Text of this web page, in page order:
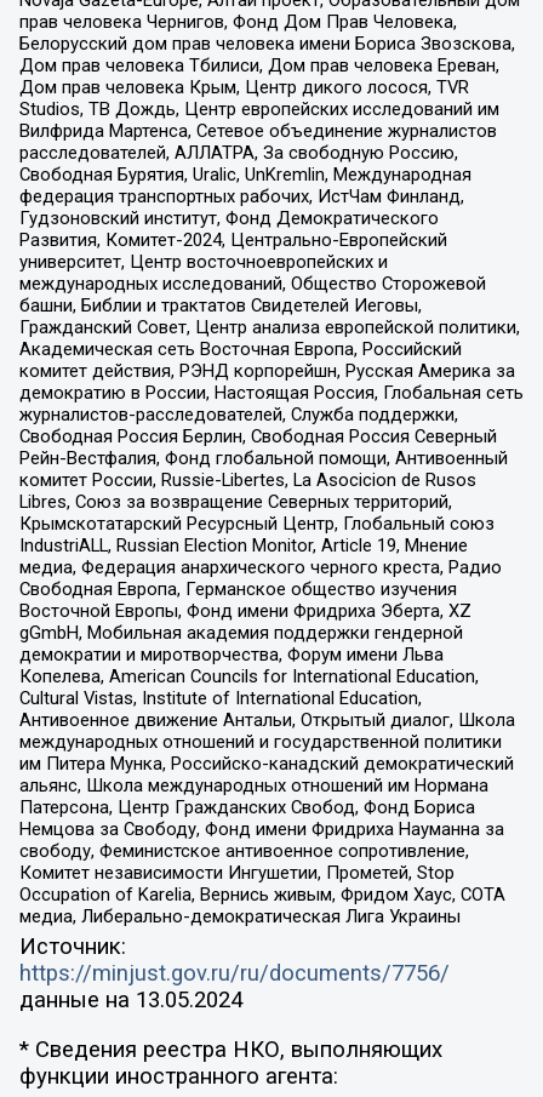
прав человека Чернигов, Фонд Дом Прав Человека,
Белорусский дом прав человека имени Бориса Звозскова,
Дом прав человека Тбилиси, Дом прав человека Ереван,
Дом прав человека Крым, Центр дикого лосося, TVR
Studios, ТВ Дождь, Центр европейских исследований им
Вилфрида Мартенса, Сетевое объединение журналистов
расследователей, АЛЛАТРА, За свободную Россию,
Свободная Бурятия, Uralic, UnKremlin, Международная
федерация транспортных рабочих, ИстЧам Финланд,
Гудзоновский институт, Фонд Демократического
Развития, Комитет-2024, Центрально-Европейский
университет, Центр восточноевропейских и
международных исследований, Общество Сторожевой
башни, Библии и трактатов Свидетелей Иеговы,
Гражданский Совет, Центр анализа европейской политики,
Академическая сеть Восточная Европа, Российский
комитет действия, РЭНД корпорейшн, Русская Америка за
демократию в России, Настоящая Россия, Глобальная сеть
журналистов-расследователей, Служба поддержки,
Свободная Россия Берлин, Свободная Россия Северный
Рейн-Вестфалия, Фонд глобальной помощи, Антивоенный
комитет России, Russie-Libertes, La Asocicion de Rusos
Libres, Союз за возвращение Северных территорий,
Крымскотатарский Ресурсный Центр, Глобальный союз
IndustriALL, Russian Election Monitor, Article 19, Мнение
медиа, Федерация анархического черного креста, Радио
Свободная Европа, Германское общество изучения
Восточной Европы, Фонд имени Фридриха Эберта, XZ
gGmbH, Мобильная академия поддержки гендерной
демократии и миротворчества, Форум имени Льва
Копелева, American Councils for International Education,
Cultural Vistas, Institute of International Education,
Антивоенное движение Антальи, Открытый диалог, Школа
международных отношений и государственной политики
им Питера Мунка, Российско-канадский демократический
альянс, Школа международных отношений им Нормана
Патерсона, Центр Гражданских Свобод, Фонд Бориса
Немцова за Свободу, Фонд имени Фридриха Науманна за
свободу, Феминистское антивоенное сопротивление,
Комитет независимости Ингушетии, Прометей, Stop
Occupation of Karelia, Вернись живым, Фридом Хаус, СОТА
медиа, Либерально-демократическая Лига Украины
Источник:
https://minjust.gov.ru/ru/documents/7756/
данные на 13.05.2024
* Сведения реестра НКО, выполняющих
функции иностранного агента: